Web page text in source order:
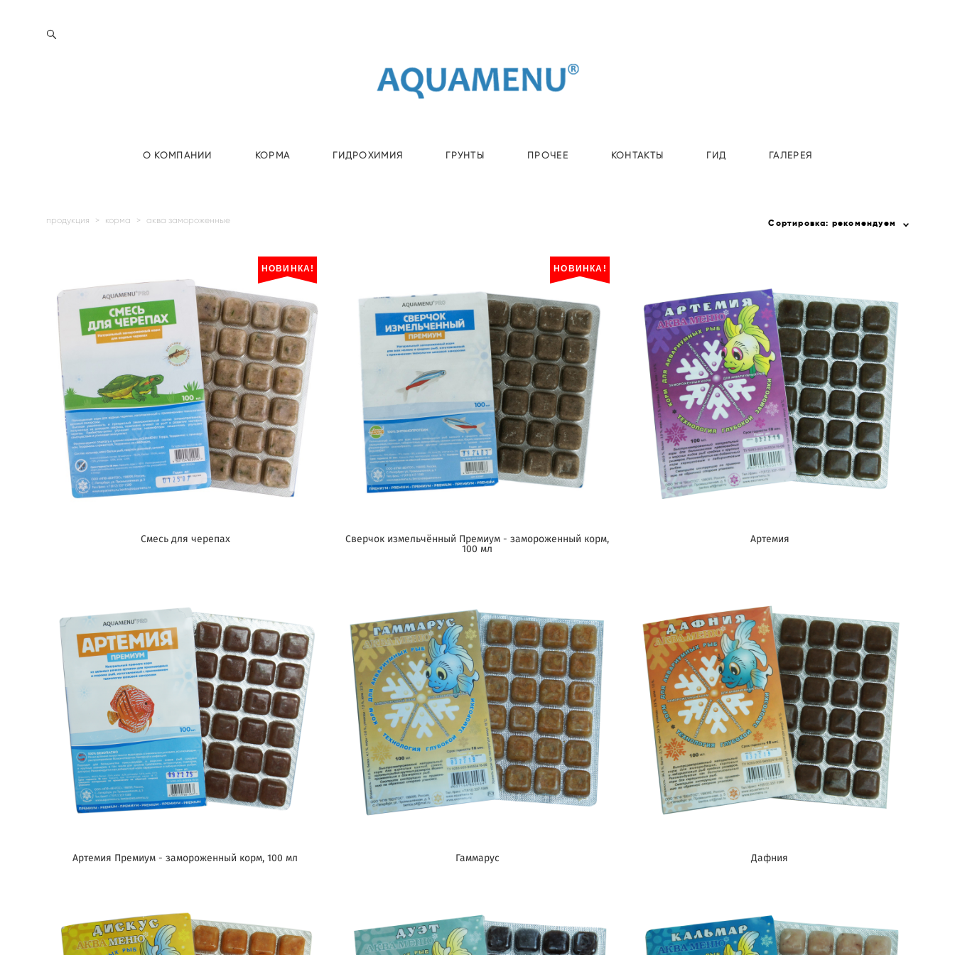
О КОМПАНИИ КОРМА ГИДРОХИМИЯ ГРУНТЫ ПРОЧЕЕ КОНТАКТЫ ГИД ГАЛЕРЕЯ
продукция > корма > аква замороженные Сортировка: рекомендуем
НОВИНКА!
Смесь для черепах
НОВИНКА!
Сверчок измельчённый Премиум - замороженный корм,
100 мл
Артемия
Артемия Премиум - замороженный корм, 100 мл Гаммарус Дафния